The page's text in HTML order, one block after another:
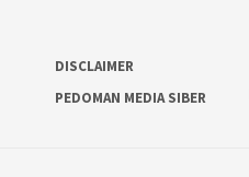
DISCLAIMER
PEDOMAN MEDIA SIBER